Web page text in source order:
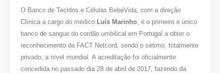
O Banco de Tecidos e Células BebéVida, com a direção
Clínica a cargo do médico Luís Marinho , é o primeiro e único
banco de sangue do cordão umbilical em Portugal a obter o
reconhecimento da FACT Netcord, sendo o sétimo, totalmente
privado, a nível mundial. A acreditação foi oficialmente
concedida no passado dia 28 de abril de 2017, fazendo da